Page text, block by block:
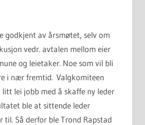
godkjent av årsmøtet, selv om
vedr. avtalen mellom eier
og leietaker. Noe som vil bli
i nær fremtid. Valgkomiteen
lei jobb med å skaffe ny leder
ble at sittende leder
til. Så derfor ble Trond Rapstad